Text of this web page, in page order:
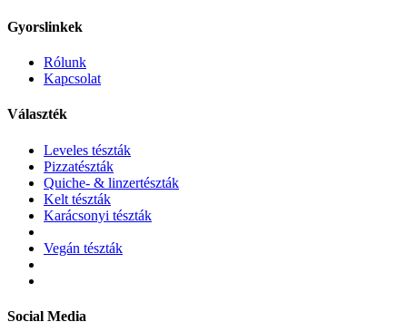
Gyorslinkek
Rólunk
Kapcsolat
Választék
Leveles tészták
Pizzatészták
Quiche- & linzertészták
Kelt tészták
Karácsonyi tészták
Vegán tészták
Social Media